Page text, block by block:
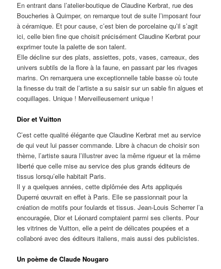
En entrant dans l’atelier-boutique de Claudine Kerbrat, rue des
Boucheries à Quimper, on remarque tout de suite l’imposant four
à céramique. Et pour cause, c’est bien de porcelaine qu’il s’agit
ici, celle bien fine que choisit précisément Claudine Kerbrat pour
exprimer toute la palette de son talent.
Elle décline sur des plats, assiettes, pots, vases, carreaux, des
univers subtils de la flore à la faune, en passant par les rivages
marins. On remarquera une exceptionnelle table basse où toute
la finesse du trait de l’artiste a su saisir sur un sable fin algues et
coquillages. Unique ! Merveilleusement unique !
Dior et Vuitton
C’est cette qualité élégante que Claudine Kerbrat met au service
de qui veut lui passer commande. Libre à chacun de choisir son
thème, l’artiste saura l’illustrer avec la même rigueur et la même
liberté que celle mise au service des plus grands éditeurs de
tissus lorsqu’elle habitait Paris.
Il y a quelques années, cette diplômée des Arts appliqués
Duperré œuvrait en effet à Paris. Elle se passionnait pour la
création de motifs pour foulards et tissus. Jean-Louis Scherrer l’a
encouragée, Dior et Léonard comptaient parmi ses clients. Pour
les vitrines de Vuitton, elle a peint de délicates poupées et a
collaboré avec des éditeurs italiens, mais aussi des publicistes.
Un poème de Claude Nougaro